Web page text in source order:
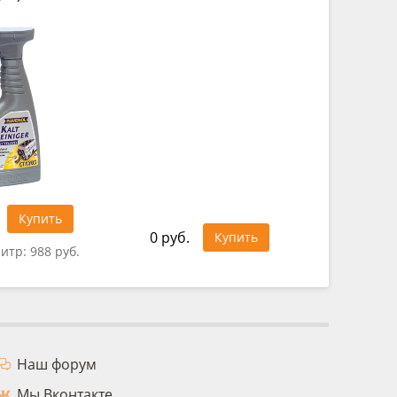
Купить
988 руб.
0 руб. Купить
Наш форум